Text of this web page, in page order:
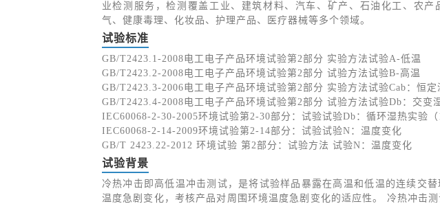
业检测服务，检测覆盖工业、建筑材料、汽车、矿产、石油化工、农产
气、健康毒理、化妆品、护理产品、医疗器械等多个领域。
试验标准
GB/T2423.1-2008电工电子产品环境试验第2部分 实验方法试验A-低温
GB/T2423.2-2008电工电子产品环境试验第2部分 试验方法试验B-高温
GB/T2423.3-2006电工电子产品环境试验第2部分 实验方法试验Cab：恒定
GB/T2423.4-2008电工电子产品环境试验第2部分 试验方法试验Db：交变
IEC60068-2-30-2005环境试验第2-30部分：试验试验Db：循环湿热实验（
IEC60068-2-14-2009环境试验第2-14部分：试验试验N：温度变化
GB/T 2423.22-2012 环境试验 第2部分：试验方法 试验N：温度变化
试验背景
冷热冲击即高低温冲击测试，是将试验样品暴露在高温和低温的连续交
温度急剧变化，考核产品对周围环境温度急剧变化的适应性。 冷热冲击